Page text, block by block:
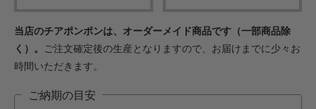
当店のチアポンポンは、オーダーメイド商品です（一部商品除
く）。
ご注文確定後の生産となりますので、お届けまでに少々お
時間いただきます。
ご納期の目安